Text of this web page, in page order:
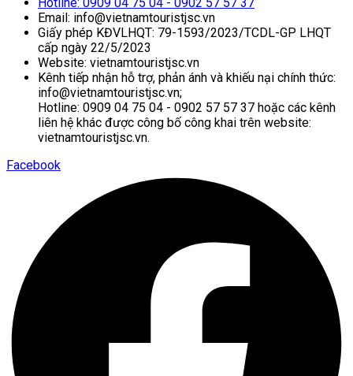
Hotline: 0909 04 75 04 - 0902 57 57 37
Email: info@vietnamtouristjsc.vn
Giấy phép KĐVLHQT: 79-1593/2023/TCDL-GP LHQT
cấp ngày 22/5/2023
Website: vietnamtouristjsc.vn
Kênh tiếp nhận hỗ trợ, phản ánh và khiếu nại chính thức:
info@vietnamtouristjsc.vn;
Hotline: 0909 04 75 04 - 0902 57 57 37 hoặc các kênh
liên hệ khác được công bố công khai trên website:
vietnamtouristjsc.vn.
Facebook